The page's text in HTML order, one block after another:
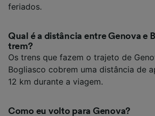
feriados.
Qual é a distância entre Genova e
trem?
Os trens que fazem o trajeto de
Bogliasco cobrem uma distância de
12 km durante a viagem.
Como eu volto para Genova?